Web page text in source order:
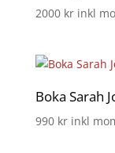
2000 kr inkl
Boka Sarah
990 kr inkl